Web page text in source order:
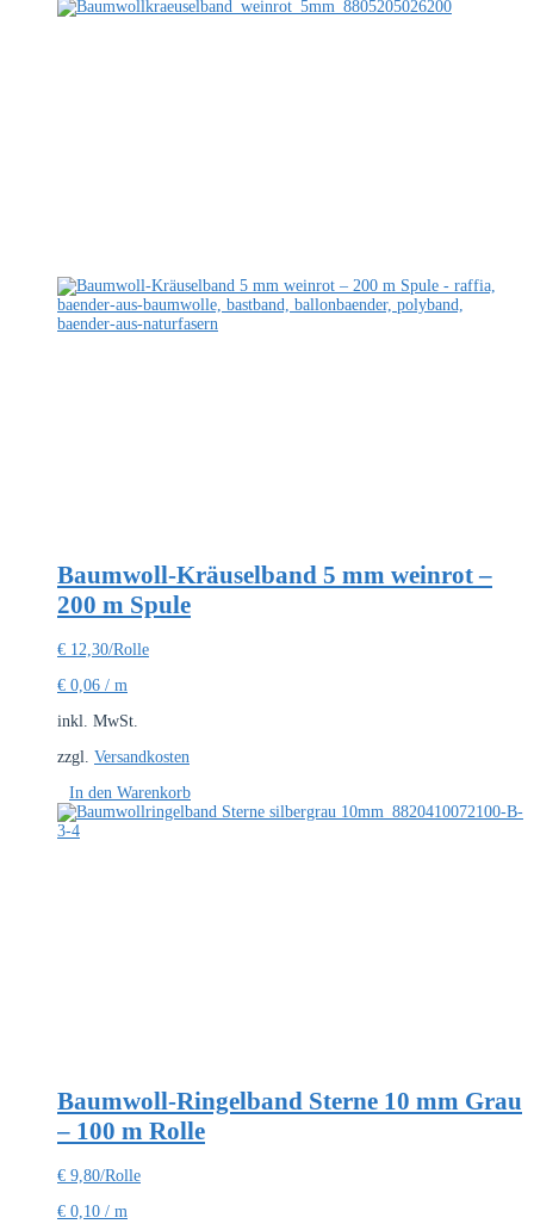
Baumwoll-Kräuselband 5 mm weinrot –
200 m Spule
€ 12,30/Rolle
€ 0,06 / m
inkl. MwSt.
zzgl. Versandkosten
In den Warenkorb
Baumwoll-Ringelband Sterne 10 mm Grau
– 100 m Rolle
€ 9,80/Rolle
€ 0,10 / m